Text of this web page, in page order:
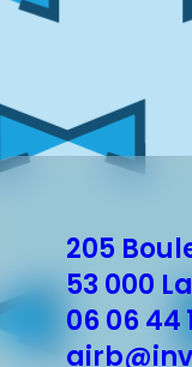
205
53 000
06 06 44